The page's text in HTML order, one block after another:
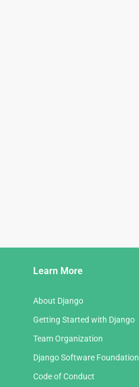
Learn More
About Django
Getting Started with Django
Team Organization
Django Software Foundation
Code of Conduct